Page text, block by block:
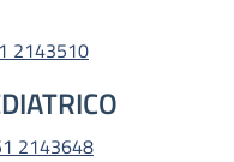
2143510
2143648